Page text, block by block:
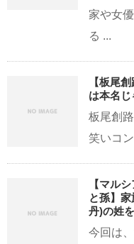
家や女
る ...
【板尾
は本名じ
板尾創
笑いコ
【マル
と孫】
丹)の姓
今回は